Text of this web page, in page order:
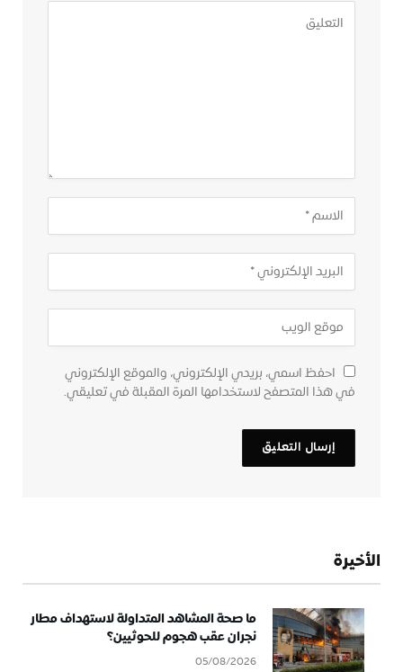
احفظ اسمي، بريدي الإلكتروني، والموقع الإلكتروني
في هذا المتصفح لاستخدامها المرة المقبلة في تعليقي.
الأخيرة
ما صحة المشاهد المتداولة لاستهداف مطار
نجران عقب هجوم للحوثيين؟
05/08/2026